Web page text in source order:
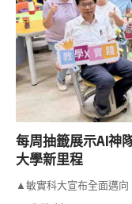
每周抽籤展示AI神
大學新里程
▲敏實科大宣布全面邁向